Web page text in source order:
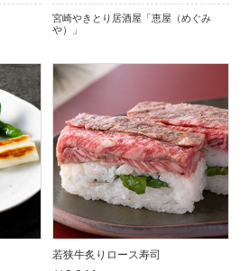
宮崎やきとり居酒屋「恵屋（めぐみ
や）」
若狭牛炙りロース寿司